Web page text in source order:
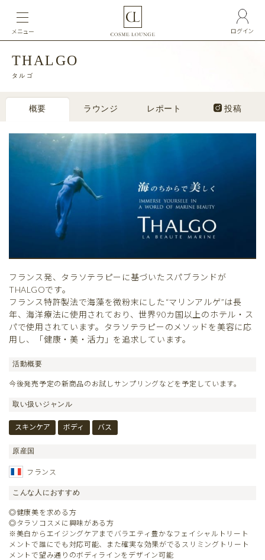
ログイン
メニュー
THALGO
タルゴ
概要 ラウンジ レポート 投稿
フランス発、タラソテラピーに基づいたスパブランドが
THALGOです。
フランス特許製法で海藻を微粉末にした“マリンアルゲ”は長
年、海洋療法に使用されており、世界90カ国以上のホテル・ス
パで使用されています。タラソテラピーのメソッドを美容に応
用し、「健康・美・活力」を追求しています。
活動概要
今後発売予定の新商品のお試しサンプリングなどを予定しています。
取い扱いジャンル
スキンケア ボディ バス
原産国
フランス
こんな人におすすめ
◎健康美を求める方
◎タラソコスメに興味がある方
※美白からエイジングケアまでバラエティ豊かなフェイシャルトリート
メントで誰にでも対応可能、また確実な効果がでるスリミングトリート
メントで望み通りのボディラインをデザイン可能